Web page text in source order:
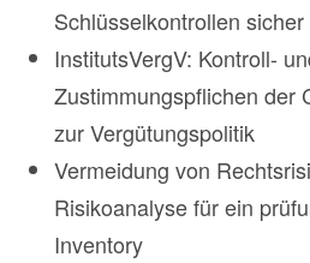
Schlüsselkontrollen
InstitutsVergV: Kontroll-
Zustimmungspflichen der
zur Vergütungspolitik
Vermeidung von
Risikoanalyse für ein
Inventory